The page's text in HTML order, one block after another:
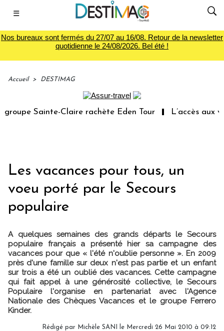
☰
Nos bureaux sont fermés du 27/07 au 16/08. Retour de la newsletter
quotidienne le 24/08/2026. Bel été !
Accueil > DESTIMAG
Sainte-Claire rachète Eden Tour L’accès aux
Les vacances pour tous, un
voeu porté par le Secours
populaire
A quelques semaines des grands départs le Secours
populaire français a présenté hier sa campagne des
vacances pour que « l'été n'oublie personne ». En 2009
près d'une famille sur deux n'est pas partie et un enfant
sur trois a été un oublié des vacances. Cette campagne
qui fait appel à une générosité collective, le Secours
Populaire l'organise en partenariat avec l'Agence
Nationale des Chèques Vacances et le groupe Ferrero
Kinder.
Rédigé par Michèle SANI le Mercredi 26 Mai 2010 à 09:12